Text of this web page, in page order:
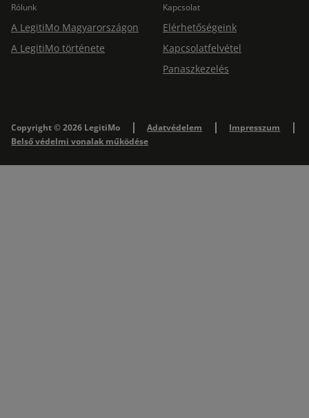
Rólunk
A LegitiMo Magyarországon
A LegitiMo története
Kapcsolat
Elérhetőségeink
Kapcsolatfelvétel
Panaszkezelés
Copyright © 2026 LegitiMo Adatvédelem
Impresszum
Belső védelmi vonalak működése